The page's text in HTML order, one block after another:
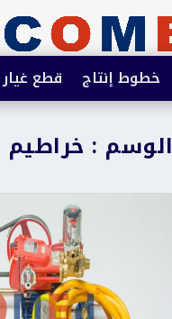
خطوط إنتاج قطع غيار
الوسم :